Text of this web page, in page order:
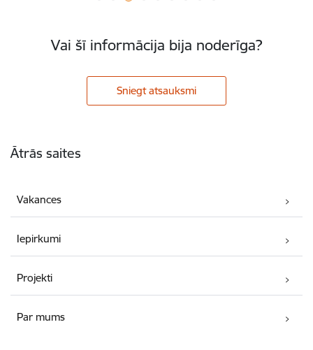
Vai šī informācija bija noderīga?
Sniegt atsauksmi
Ātrās saites
Vakances
Iepirkumi
Projekti
Par mums